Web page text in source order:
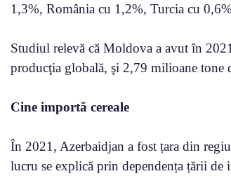
1,3%, România cu 1,2%, Turcia cu
Studiul relevă că Moldova a avut în
producţia globală, şi 2,79 milioane
Cine importă cereale
În 2021, Azerbaidjan a fost țara din
lucru se explică prin dependența țării de